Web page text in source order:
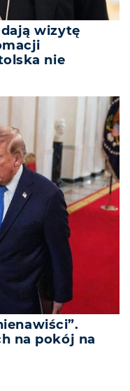
wizytę
nie
na pokój na